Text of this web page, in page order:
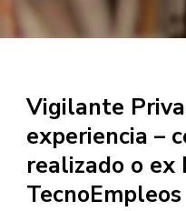
Vigilante
experiencia –
realizado o ex
TecnoEmpleos